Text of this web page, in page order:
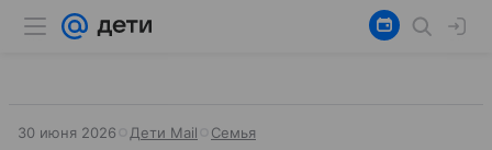
30 июня 2026 Дети Mail Семья